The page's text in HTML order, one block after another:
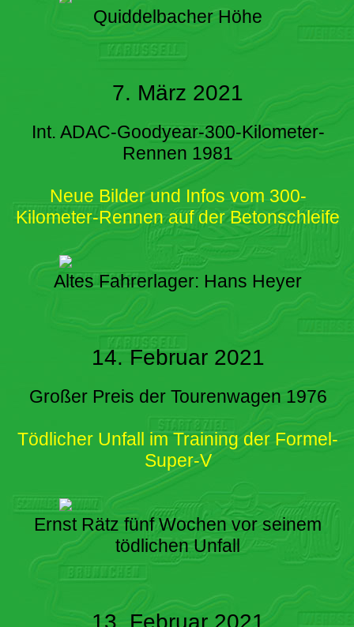
Quiddelbacher Höhe
7. März 2021
Int. ADAC-Goodyear-300-Kilometer-
Rennen 1981
Neue Bilder und Infos vom 300-
Kilometer-Rennen auf der Betonschleife
Altes Fahrerlager: Hans Heyer
14. Februar 2021
Großer Preis der Tourenwagen 1976
Tödlicher Unfall im Training der Formel-
Super-V
Ernst Rätz fünf Wochen vor seinem
tödlichen Unfall
13. Februar 2021